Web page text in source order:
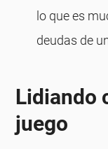
lo que es
deudas de
Lidiando
juego